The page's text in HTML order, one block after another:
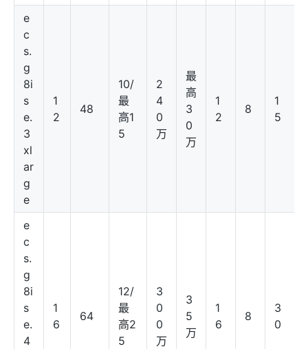
e
c
s.
g
8i
s
e.
3
xl
ar
g
e
1
2
48
10/
最
高1
5
2
4
0
万
最
高
3
0
万
1
2
8
1
5
e
c
s.
g
8i
s
e.
4
1
6
64
12/
最
高2
5
3
0
0
万
3
5
万
1
6
8
3
0